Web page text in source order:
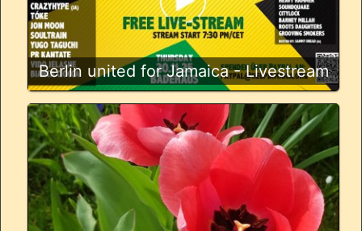
Berlin united for Jamaica - Livestream